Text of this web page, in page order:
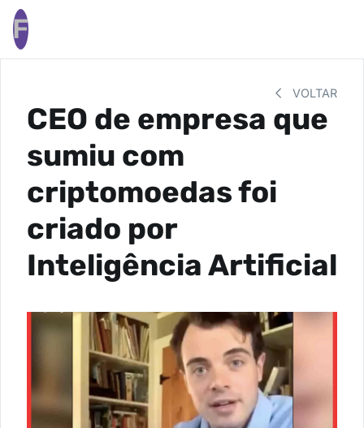
F
VOLTAR
CEO de empresa que
sumiu com
criptomoedas foi
criado por
Inteligência Artificial